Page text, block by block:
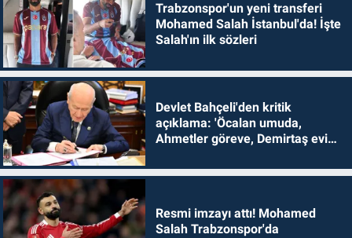
Trabzonspor'un yeni transferi
Mohamed Salah İstanbul'da! İşte
Salah'ın ilk sözleri
Devlet Bahçeli'den kritik
açıklama: 'Öcalan umuda,
Ahmetler göreve, Demirtaş evine
Resmi imzayı attı! Mohamed
Salah Trabzonspor'da